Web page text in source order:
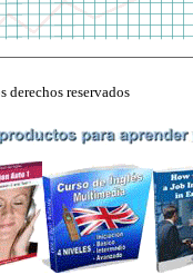
derechos reservados